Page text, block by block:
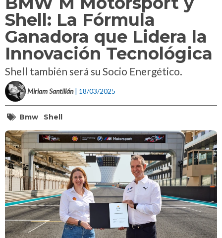
Shell: La Fórmula
Ganadora que Lidera la
Innovación Tecnológica
Shell también será su Socio Energético.
Miriam Santillán | 18/03/2025
Bmw Shell